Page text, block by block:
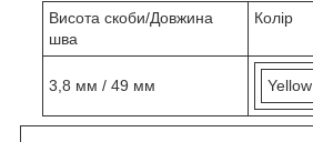
Висота скоби/Довжина
шва
Колір
3,8 мм / 49 мм Yellow